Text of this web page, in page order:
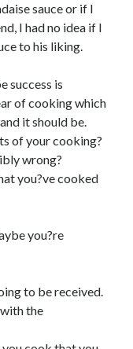
sauce or if I
I had no idea if I
to his liking.
success is
of cooking which
it should be.
of your cooking?
wrong?
you?ve cooked
you?re
to be received.
the